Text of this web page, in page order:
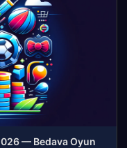
— Bedava Oyun